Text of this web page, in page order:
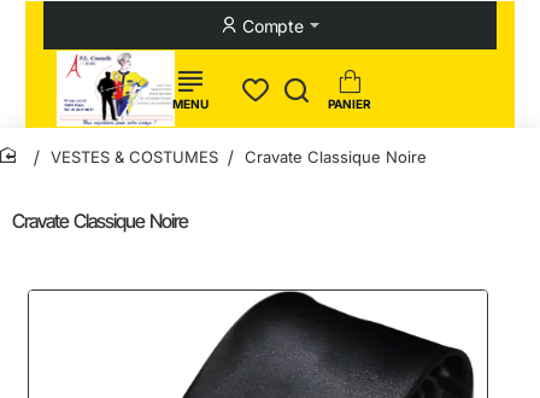
Compte
Cravate Classique Noire
home
VESTES & COSTUMES Cravate Classique Noire